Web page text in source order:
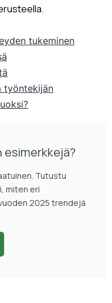
tukeminen
työntekijän
Tutustu
miten eri
2025 trendejä